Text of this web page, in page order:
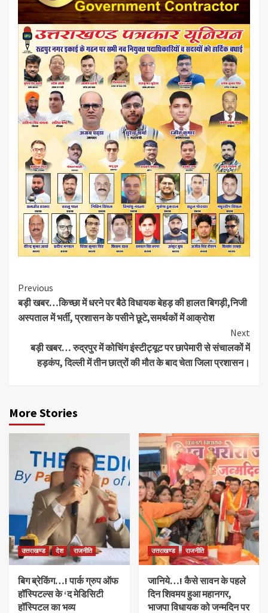
Continue
Reading
Previous
बड़ी खबर…किच्छा में धरने पर बैठे विधायक बेहड़ की हालत बिगड़ी,निजी
अस्पताल में भर्ती, प्रशासन के पसीने छूटे,समर्थकों में आक्रोश
Next
बड़ी खबर… रुद्रपुर में कोचिंग इंस्टीट्यूट पर छापेमारी से संचालकों में
हड़कंप, दिल्ली में तीन छात्रों की मौत के बाद चेता जिला प्रशासन।
More Stories
उत्तराखण्ड देश राजनीति
बिग ब्रेकिंग…! पार्क ग्रुप ऑफ
हॉस्पिटल्स के ‘द मेडिसिटी
हॉस्पिटल का भव्य
उत्तराखण्ड राजनीति
जानिये…! कैसे सावन के पहले
दिन शिवमय हुआ महानगर,
भाजपा विधायक को जन्मदिन पर